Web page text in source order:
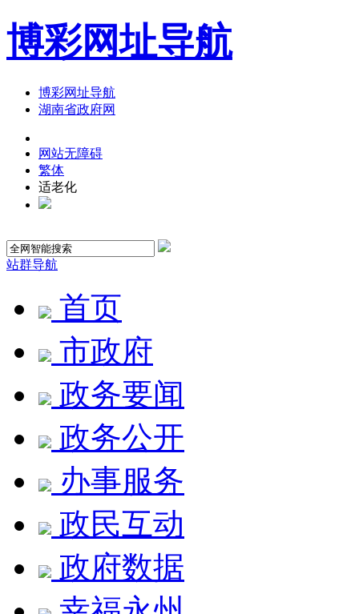
博彩网址导航
博彩网址导航
湖南省政府网
网站无障碍
繁体
适老化
站群导航
首页
市政府
政务要闻
政务公开
办事服务
政民互动
政府数据